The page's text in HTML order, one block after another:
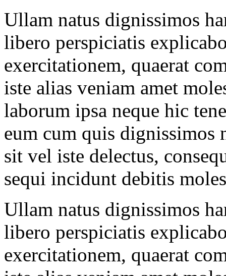
Ullam natus dignissimos
libero perspiciatis
exercitationem, quaerat
iste alias veniam amet
laborum ipsa neque hic
eum cum quis dignissimos
sit vel iste delectus,
sequi incidunt debitis
Ullam natus dignissimos
libero perspiciatis
exercitationem, quaerat